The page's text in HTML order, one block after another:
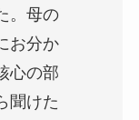
。母の
お分か
心の部
聞けた